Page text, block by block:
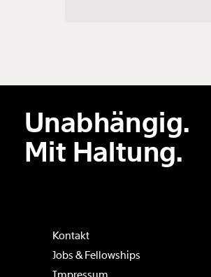
Unabhängig.
Mit Haltung.
Kontakt
Jobs & Fellowships